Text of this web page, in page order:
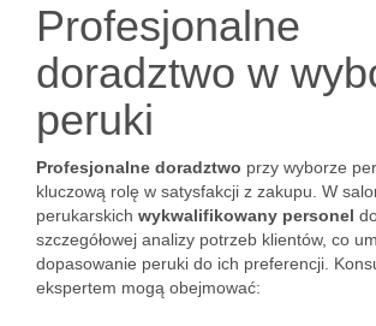
Profesjonalne
doradztwo w
peruki
Profesjonalne doradztwo przy wyborze
kluczową rolę w satysfakcji z zakupu. W
perukarskich wykwalifikowany personel
szczegółowej analizy potrzeb klientów, co
dopasowanie peruki do ich preferencji.
ekspertem mogą obejmować: